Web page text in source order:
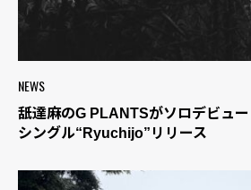
NEWS
舐達麻のG PLANTSがソロデビュ
シングル“Ryuchijo”リリース